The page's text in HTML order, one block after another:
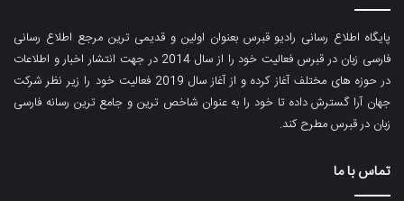
پایگاه اطلاع رسانی رادیو قبرس بعنوان اولین و قدیمی ترین مرجع اطلاع رسانی
فارسی زبان در قبرس فعالیت خود را از سال 2014 در جهت انتشار اخبار و اطلاعات
در حوزه های مختلف آغاز کرده و از آغاز سال 2019 فعالیت خود را زیر نظر شرکت
جهان آرا گسترش داده تا خود را به عنوان شاخص ترین و جامع ترین رسانه فارسی
زبان در قبرس مطرح کند.
تماس با ما